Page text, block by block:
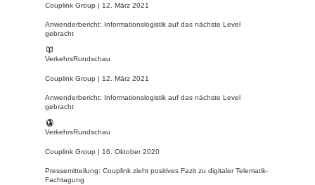
Couplink Group | 12. März 2021
Anwenderbericht: Informationslogistik auf das nächste Level
gebracht
VerkehrsRundschau
Couplink Group | 12. März 2021
Anwenderbericht: Informationslogistik auf das nächste Level
gebracht
VerkehrsRundschau
Couplink Group | 16. Oktober 2020
Pressemitteilung: Couplink zieht positives Fazit zu digitaler Telematik-
Fachtagung